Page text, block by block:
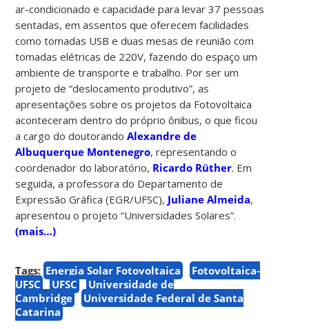
ar-condicionado e capacidade para levar 37 pessoas
sentadas, em assentos que oferecem facilidades
como tomadas USB e duas mesas de reunião com
tomadas elétricas de 220V, fazendo do espaço um
ambiente de transporte e trabalho. Por ser um
projeto de “deslocamento produtivo”, as
apresentações sobre os projetos da Fotovoltaica
aconteceram dentro do próprio ônibus, o que ficou
a cargo do doutorandoAlexandre de
Albuquerque Montenegro, representando o
coordenador do laboratório, Ricardo Rüther. Em
seguida, a professora do Departamento de
Expressão Gráfica (EGR/UFSC), Juliane Almeida,
apresentou o projeto “Universidades Solares”.
(mais…)
Tags: Energia Solar Fotovoltaica
Fotovoltaica-
UFSC
UFSC
Universidade de
Cambridge
Universidade Federal de Santa
Catarina